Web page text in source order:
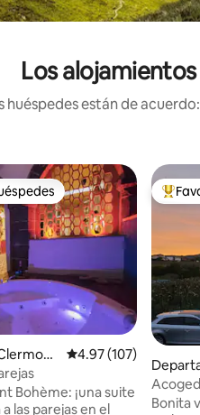
Los
huéspedes están de
entre huéspedes
Calificación
4.97 (107)
Bohème: ¡una suite
las parejas en el
De
e
Bonita vista del Puy de Dôme y de la